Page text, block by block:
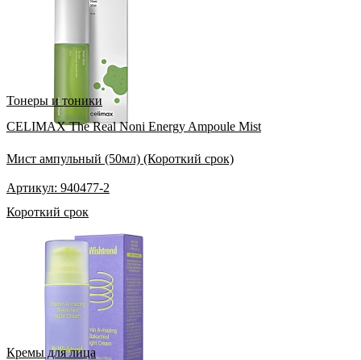
Тонеры и тоники
CELIMAX The Real Noni Energy Ampoule Mist
Мист ампульный (50мл) (Короткий срок)
Артикул: 940477-2
Короткий срок
Кремы для лица